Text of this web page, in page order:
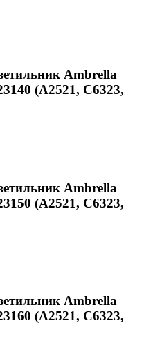
Ambrella
(A2521, C6323,
Ambrella
(A2521, C6323,
Ambrella
(A2521, C6323,